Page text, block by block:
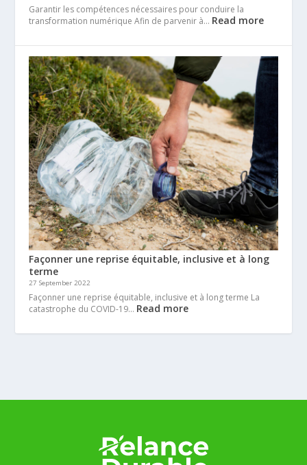
Garantir les compétences nécessaires pour conduire la
transformation numérique Afin de parvenir à… Read more
Façonner une reprise équitable, inclusive et à long
terme
27 September 2022
Façonner une reprise équitable, inclusive et à long terme La
catastrophe du COVID-19… Read more